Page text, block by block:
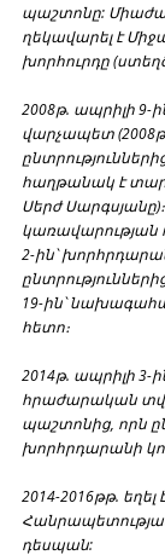
պաշտոնը:
ղեկավարել է
խորհուրդը
2008թ. ապրիլի 9-
վարչապետ
հաղթանակ է
Սերժ
կառավարության
2-ին՝
19-ին՝
հետո։
2014թ. ապրիլի 3-
հրաժարական
պաշտոնից, որն
խորհրդարանի
2014-2016թթ.
դեսպան: